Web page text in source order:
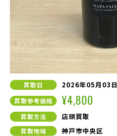
買取日 2026年05月03日
買取参考価格 ¥4,800
買取方法 店頭買取
買取地域 神戸市中央区